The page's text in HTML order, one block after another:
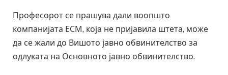
Професорот се прашува дали воопшто
компанијата ЕСМ, која не пријавила штета, може
да се жали до Вишото јавно обвинителство за
одлуката на Основното јавно обвинителство.